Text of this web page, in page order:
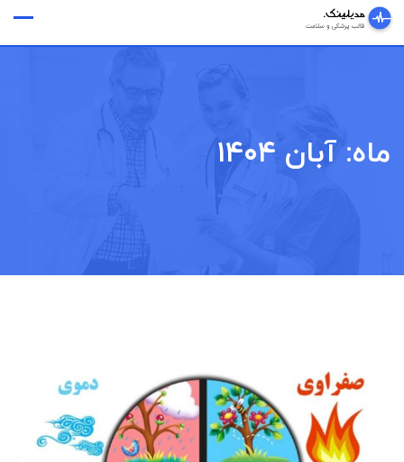
Skip
content
ماه: آبان ۱۴۰۴